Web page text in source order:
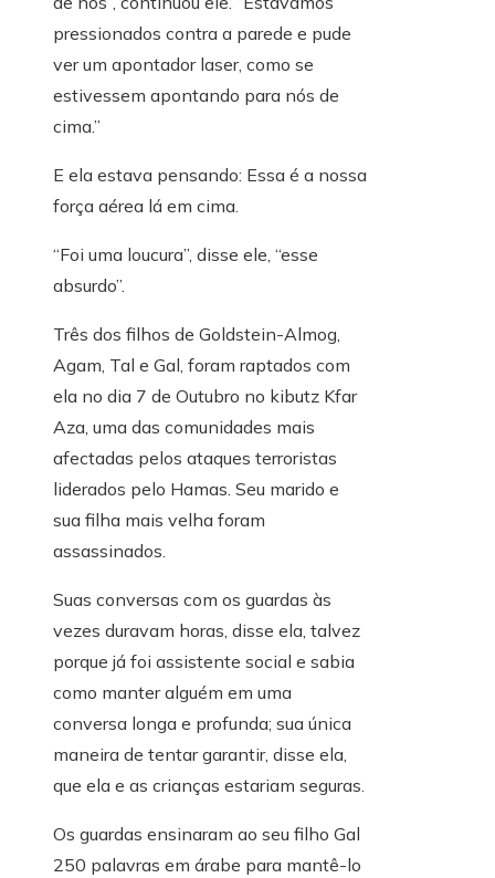
pressionados contra a parede e pude
ver um apontador laser, como se
estivessem apontando para nós de
cima.”
E ela estava pensando: Essa é a nossa
força aérea lá em cima.
“Foi uma loucura”, disse ele, “esse
absurdo”.
Três dos filhos de Goldstein-Almog,
Agam, Tal e Gal, foram raptados com
ela no dia 7 de Outubro no kibutz Kfar
Aza, uma das comunidades mais
afectadas pelos ataques terroristas
liderados pelo Hamas. Seu marido e
sua filha mais velha foram
assassinados.
Suas conversas com os guardas às
vezes duravam horas, disse ela, talvez
porque já foi assistente social e sabia
como manter alguém em uma
conversa longa e profunda; sua única
maneira de tentar garantir, disse ela,
que ela e as crianças estariam seguras.
Os guardas ensinaram ao seu filho Gal
250 palavras em árabe para mantê-lo